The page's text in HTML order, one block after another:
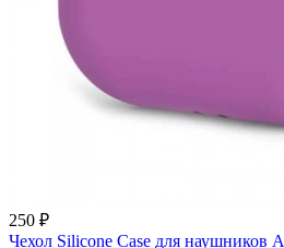
250 ₽
Чехол Silicone Case для наушников